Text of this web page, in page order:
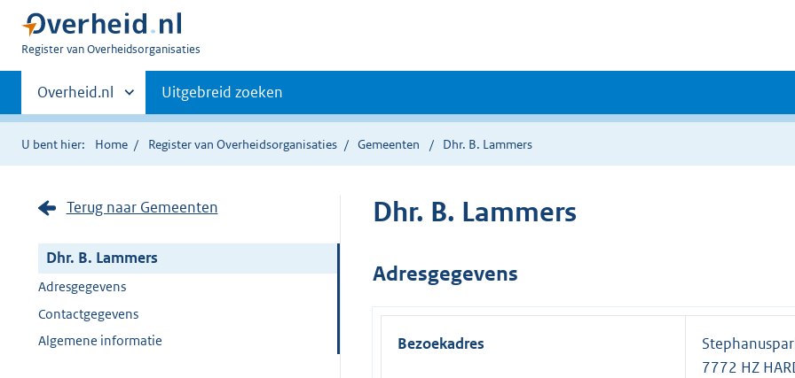
U
Register van Overheidsorganisaties
Primaire
navigatie
Andere
sites
binnen
Overheid.nl Uitgebreid zoeken
U bent hier: Home Register van Overheidsorganisaties Gemeenten Dhr. B. Lammers
Terug naar Gemeenten
Dhr. B. Lammers
Adresgegevens
Contactgegevens
Algemene informatie
Dhr. B. Lammers
Adresgegevens
Bezoekadres
7772 HZ